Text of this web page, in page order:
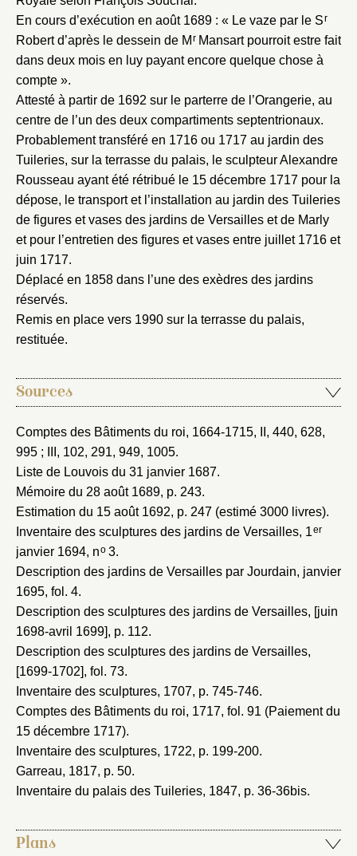
En cours d’exécution en août 1689 : « Le vaze par le Sr
Robert d’après le dessein de M rMansart pourroit estre fait
dans deux mois en luy payant encore quelque chose à
compte ».
Attesté à partir de 1692 sur le parterre de l’Orangerie, au
centre de l’un des deux compartiments septentrionaux.
Probablement transféré en 1716 ou 1717 au jardin des
Tuileries, sur la terrasse du palais, le sculpteur Alexandre
Rousseau ayant été rétribué le 15 décembre 1717 pour la
dépose, le transport et l’installation au jardin des Tuileries
de figures et vases des jardins de Versailles et de Marly
et pour l’entretien des figures et vases entre juillet 1716 et
juin 1717.
Déplacé en 1858 dans l’une des exèdres des jardins
réservés.
Remis en place vers 1990 sur la terrasse du palais,
restituée.
Sources
Comptes des Bâtiments du roi, 1664-1715, II, 440, 628,
995 ; III, 102, 291, 949, 1005.
Liste de Louvois du 31 janvier 1687.
Mémoire du 28 août 1689, p. 243.
Estimation du 15 août 1692, p. 247 (estimé 3000 livres).
Inventaire des sculptures des jardins de Versailles, 1er
janvier 1694, no3.
Description des jardins de Versailles par Jourdain, janvier
1695, fol. 4.
Description des sculptures des jardins de Versailles, [juin
1698-avril 1699], p. 112.
Description des sculptures des jardins de Versailles,
[1699-1702], fol. 73.
Inventaire des sculptures, 1707, p. 745-746.
Comptes des Bâtiments du roi, 1717, fol. 91 (Paiement du
15 décembre 1717).
Inventaire des sculptures, 1722, p. 199-200.
Garreau, 1817, p. 50.
Inventaire du palais des Tuileries, 1847, p. 36-36bis.
Plans
Fermer
Choix du dossier où ajouter la
notice
Nom du dossier
Valider
Nouveau dossier
Créer et ajouter
Fermer
Connexion
Courriel
Mot de passe
Envoyer
Vous avez oublié votre mot de passe ?Cliquez ici